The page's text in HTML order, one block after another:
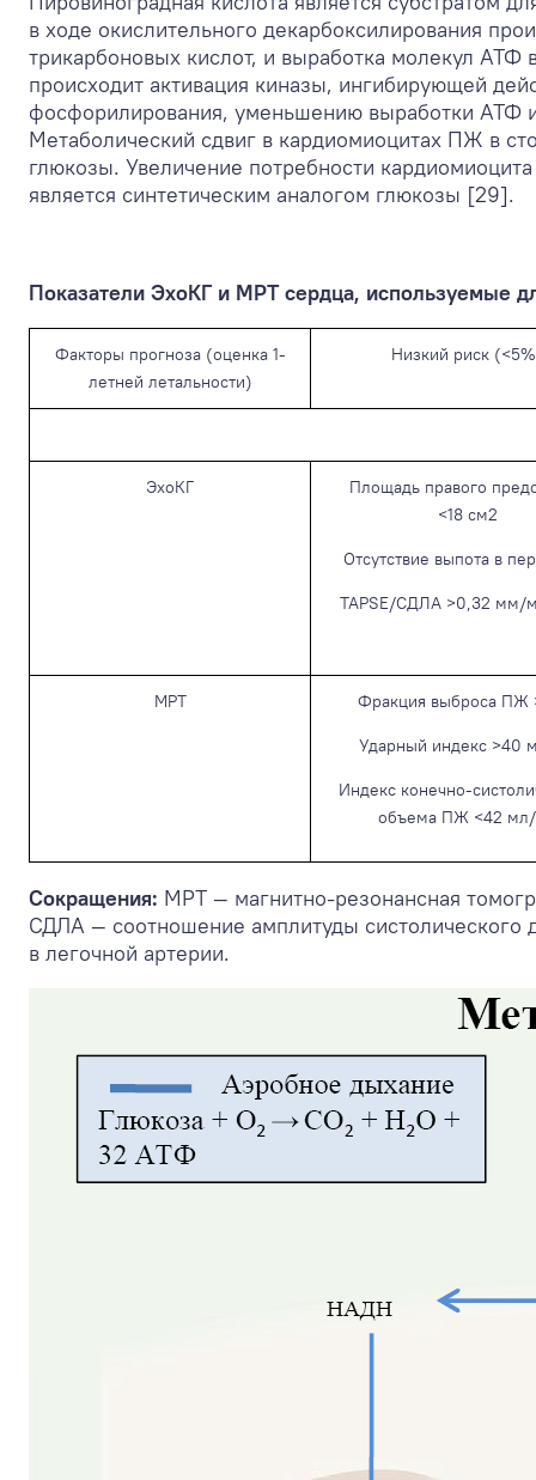
в ходе окислительного декарбоксилирования
трикарбоновых кислот, и выработка молекул
происходит активация киназы, ингибирующей
фосфорилирования, уменьшению выработки АТФ
Метаболический сдвиг в кардиомиоцитах ПЖ в
глюкозы. Увеличение потребности
является синтетическим аналогом глюкозы [29].
Показатели ЭхоКГ и МРТ сердца, используемые
Факторы прогноза (оценка 1-
летней летальности)
Низкий риск
ЭхоКГ
Площадь правого
<18 см2
Отсутствие выпота в
TAPSE/СДЛА >0,32 мм/
МРТ Фракция выброса ПЖ
Ударный индекс >40
Индекс конечно-
объема ПЖ <42
Сокращения: МРТ — магнитно-резонансная
СДЛА — соотношение амплитуды систолического
в легочной артерии.